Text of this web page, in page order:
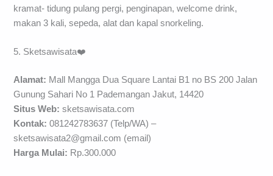
kramat- tidung pulang pergi, penginapan, welcome drink,
makan 3 kali, sepeda, alat dan kapal snorkeling.
5. Sketsawisata❤️
Alamat: Mall Mangga Dua Square Lantai B1 no BS 200 Jalan
Gunung Sahari No 1 Pademangan Jakut, 14420
Situs Web: sketsawisata.com
Kontak: 081242783637 (Telp/WA) –
sketsawisata2@gmail.com (email)
Harga Mulai: Rp.300.000